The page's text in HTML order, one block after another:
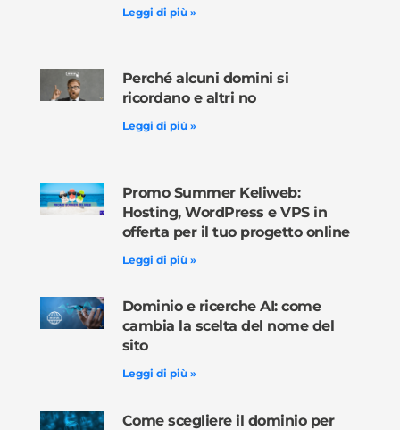
Leggi di più »
Perché alcuni domini si
ricordano e altri no
Leggi di più »
Promo Summer Keliweb:
Hosting, WordPress e VPS in
offerta per il tuo progetto online
Leggi di più »
Dominio e ricerche AI: come
cambia la scelta del nome del
sito
Leggi di più »
Come scegliere il dominio per